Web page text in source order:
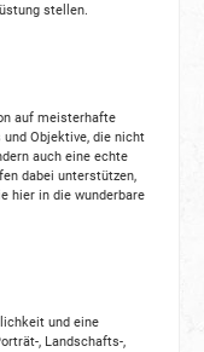
stellen.
auf meisterhafte
und Objektive, die nicht
auch eine echte
dabei unterstützen,
hier in die wunderbare
und eine
, Landschafts-,